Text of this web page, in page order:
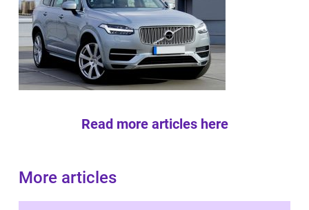
Read more articles here
More articles